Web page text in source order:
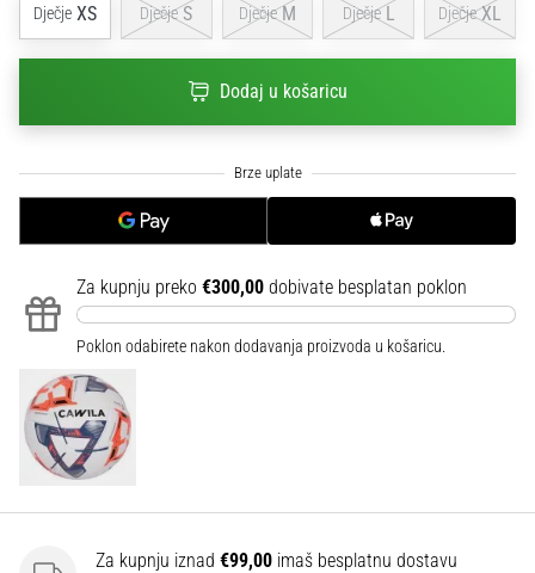
kopačkama
Nike,
PUMA.
utakmice,
Prikaži
sve
članke
Dječje XS Dječje S Dječje M Dječje L Dječje XL
Dodaj u košaricu
Za kupnju preko €300,00 dobivate besplatan poklon
Poklon odabirete nakon dodavanja proizvoda u košaricu.
Za kupnju iznad €99,00 imaš besplatnu dostavu